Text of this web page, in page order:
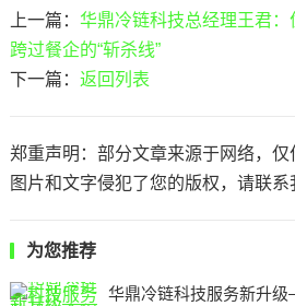
上一篇： 华鼎冷链科技总经理王君
跨过餐企的“斩杀线”
下一篇： 返回列表
郑重声明：部分文章来源于网络，
图片和文字侵犯了您的版权，请联系
为您推荐
华鼎冷链科技服务新升